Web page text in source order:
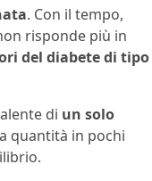
. Con il tempo,
risponde più in
del diabete di tipo
di un solo
quantità in pochi